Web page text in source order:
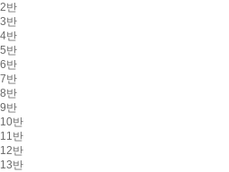
2반
3반
4반
5반
6반
7반
8반
9반
10반
11반
12반
13반